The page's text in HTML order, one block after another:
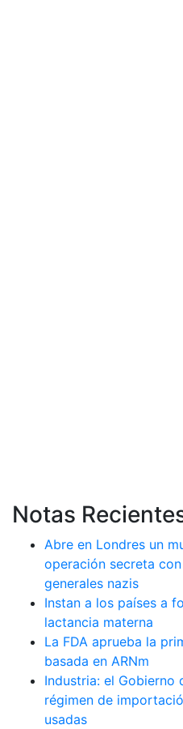
Notas
Abre en Londres un
operación secreta
generales nazis
Instan a los países a
lactancia materna
La FDA aprueba la
basada en ARNm
Industria: el
régimen de
usadas